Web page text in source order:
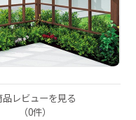
品レビューを見る
（0件）